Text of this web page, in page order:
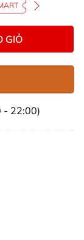
GIỎ
- 22:00)